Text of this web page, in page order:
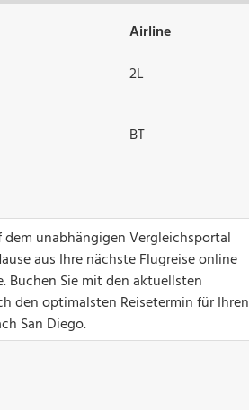
Airline
2L
BT
unabhängigen Vergleichsportal
aus Ihre nächste Flugreise online
Buchen Sie mit den aktuellsten
den optimalsten Reisetermin für Ihren
San Diego.